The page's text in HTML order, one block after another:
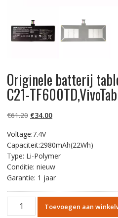
Originele batterij
C21-
€61.20 Oorspronkelijke
was:
€61.20.
€34.00Huidige
€34.00.
Voltage:7.4V
Capaciteit:2980mAh(22Wh)
Type: Li-Polymer
Conditie: nieuw
Garantie: 1 jaar
Originele
batterij
Toevoegen aan